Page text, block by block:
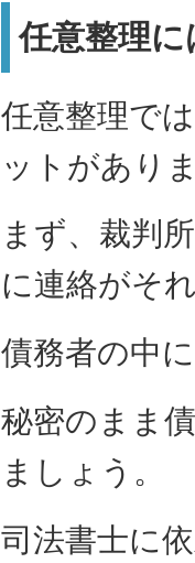
任意整理
任意整理で
ットがあり
まず、裁判
に連絡がそ
債務者の中
秘密のまま
ましょう。
司法書士に